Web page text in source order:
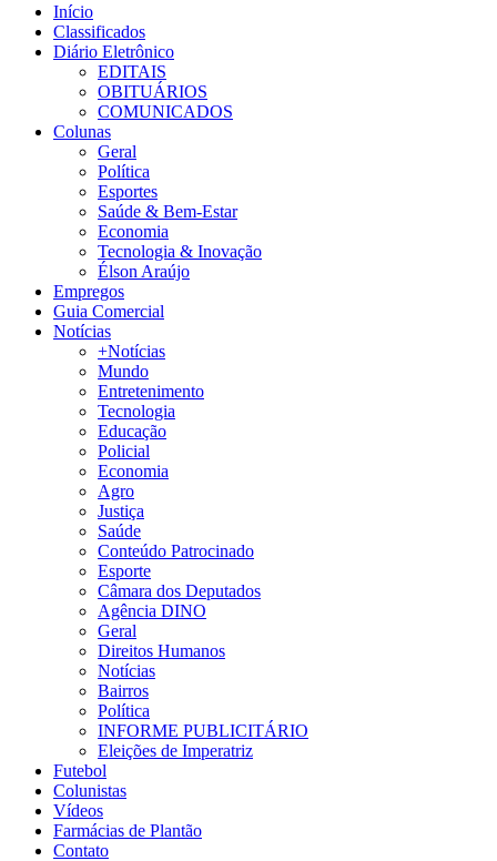
Início
Classificados
Diário Eletrônico
EDITAIS
OBITUÁRIOS
COMUNICADOS
Colunas
Geral
Política
Esportes
Saúde & Bem-Estar
Economia
Tecnologia & Inovação
Élson Araújo
Empregos
Guia Comercial
Notícias
+Notícias
Mundo
Entretenimento
Tecnologia
Educação
Policial
Economia
Agro
Justiça
Saúde
Conteúdo Patrocinado
Esporte
Câmara dos Deputados
Agência DINO
Geral
Direitos Humanos
Notícias
Bairros
Política
INFORME PUBLICITÁRIO
Eleições de Imperatriz
Futebol
Colunistas
Vídeos
Farmácias de Plantão
Contato